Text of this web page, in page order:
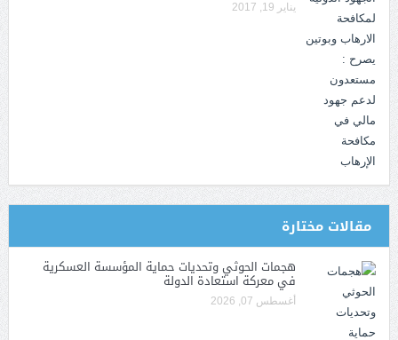
يناير 19, 2017
مقالات مختارة
هجمات الحوثي وتحديات حماية المؤسسة العسكرية
في معركة استعادة الدولة
أغسطس 07, 2026